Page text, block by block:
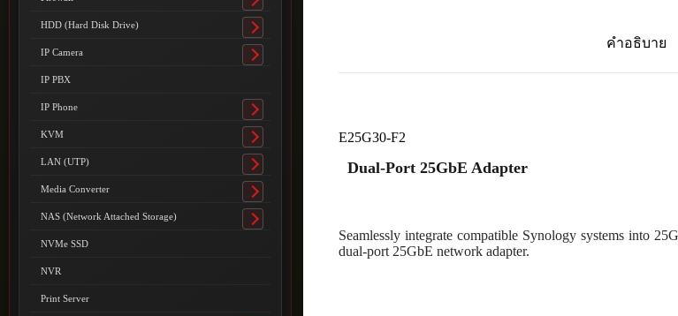
คำอธิบาย
E25G30-F2
Dual-Port 25GbE Adapter
Seamlessly integrate compatible Synology systems into
dual-port 25GbE network adapter.
Toggle
submenu
HDD (Hard Disk Drive)
Toggle
submenu
IP Camera
Toggle
IP PBX
IP Phone
Toggle
submenu
KVM
Toggle
submenu
LAN (UTP)
Toggle
submenu
Media Converter
Toggle
submenu
NAS (Network Attached Storage)
Toggle
NVMe SSD
NVR
Print Server